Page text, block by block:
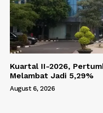
Kuartal II-2026,
Melambat Jadi 5,29%
August 6, 2026